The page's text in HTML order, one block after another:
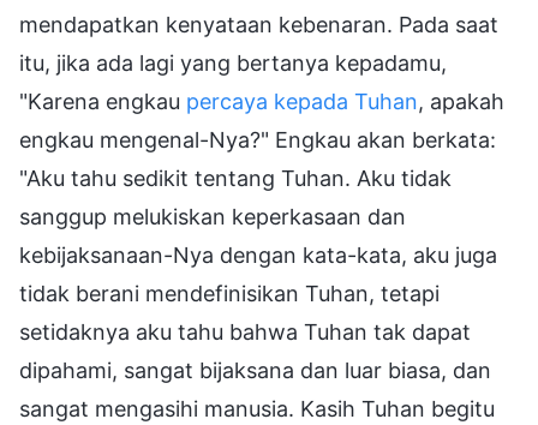
mendapatkan kenyataan kebenaran. Pada saat
itu, jika ada lagi yang bertanya kepadamu,
"Karena engkau percaya kepada Tuhan, apakah
engkau mengenal-Nya?" Engkau akan berkata:
"Aku tahu sedikit tentang Tuhan. Aku tidak
sanggup melukiskan keperkasaan dan
kebijaksanaan-Nya dengan kata-kata, aku juga
tidak berani mendefinisikan Tuhan, tetapi
setidaknya aku tahu bahwa Tuhan tak dapat
dipahami, sangat bijaksana dan luar biasa, dan
sangat mengasihi manusia. Kasih Tuhan begitu